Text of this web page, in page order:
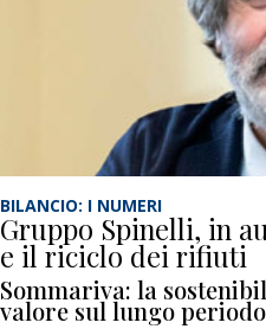
BILANCIO: I NUMERI
Gruppo Spinelli, in
e il riciclo dei rifiuti
Sommariva: la
valore sul lungo